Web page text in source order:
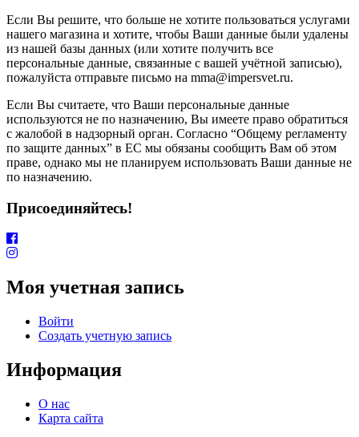
Если Вы решите, что больше не хотите пользоваться услугами
нашего магазина и хотите, чтобы Ваши данные были удалены
из нашей базы данных (или хотите получить все
персональные данные, связанные с вашей учётной записью),
пожалуйста отправьте письмо на mma@impersvet.ru.
Если Вы считаете, что Ваши персональные данные
используются не по назначению, Вы имеете право обратиться
с жалобой в надзорный орган. Согласно “Общему регламенту
по защите данных” в ЕС мы обязаны сообщить Вам об этом
праве, однако мы не планируем использовать Ваши данные не
по назначению.
Присоединяйтесь!
Моя учетная запись
Войти
Создать учетную запись
Информация
О нас
Карта сайта